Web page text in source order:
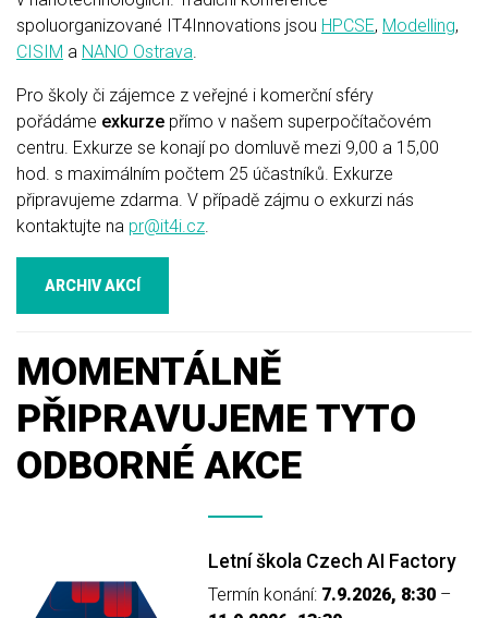
spoluorganizované IT4Innovations jsou HPCSE, Modelling,
CISIM a NANO Ostrava.
Pro školy či zájemce z veřejné i komerční sféry
pořádáme exkurze přímo v našem superpočítačovém
centru. Exkurze se konají po domluvě mezi 9,00 a 15,00
hod. s maximálním počtem 25 účastníků. Exkurze
připravujeme zdarma. V případě zájmu o exkurzi nás
kontaktujte na pr@it4i.cz.
ARCHIV AKCÍ
MOMENTÁLNĚ
PŘIPRAVUJEME TYTO
ODBORNÉ AKCE
Letní škola Czech AI Factory
Termín konání: 7.9.2026, 8:30–